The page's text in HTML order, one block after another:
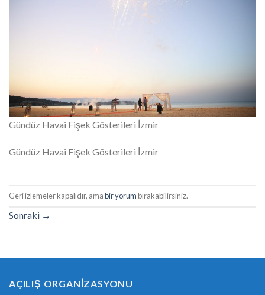
Gündüz Havai Fişek Gösterileri İzmir
Gündüz Havai Fişek Gösterileri İzmir
Geri izlemeler kapalıdır, amabir yorumbırakabilirsiniz.
Sonraki →
AÇILIŞ ORGANIZASYONU